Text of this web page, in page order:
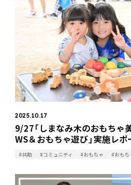
2025.10.17
9/27「しまなみ木のおもち
WS＆おもちゃ遊び」実施レポ
#共助 #コミュニティ #おもちゃ #おもち